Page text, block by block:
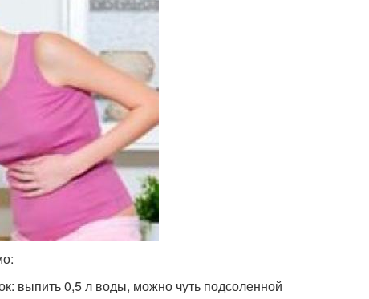
выпить 0,5 л воды, можно чуть подсоленной